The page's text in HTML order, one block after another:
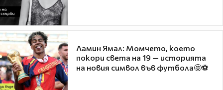
Ламин Ямал: Момчето, което
покори света на 19 — историята
на новия символ във футбола🤩⚽